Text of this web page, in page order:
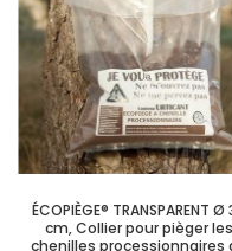
ÉCOPIÈGE® TRANSPARENT Ø
cm, Collier pour pièger les
chenilles processionnaires